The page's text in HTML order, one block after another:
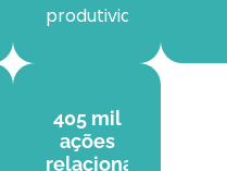
produtividade.
405 mil
ações
relacionadas